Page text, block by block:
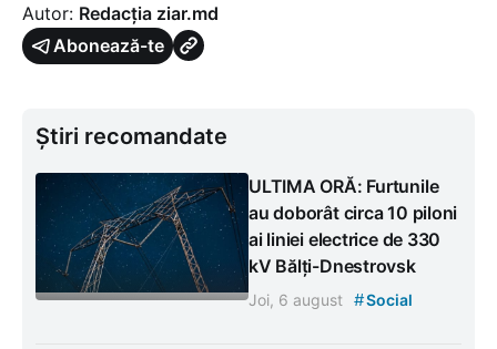
Autor: Redacția ziar.md
Abonează-te
Știri recomandate
ULTIMA ORĂ: Furtunile
au doborât circa 10 piloni
ai liniei electrice de 330
kV Bălți-Dnestrovsk
Joi, 6 august #Social